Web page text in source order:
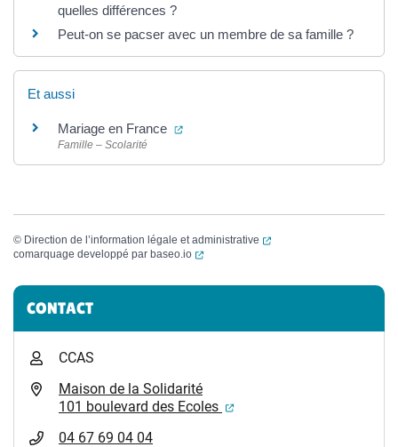
quelles différences ?
Peut-on se pacser avec un membre de sa famille ?
Et aussi
Mariage en France (ouverture dans un nouvel onglet)
Famille – Scolarité
© Direction de l’information légale et administrative
(ouverture dans un
comarquage developpé par baseo.io (ouverture dans un nouvel onglet)
Informations complémentaires
CONTACT
CCAS
Maison de la Solidarité
101 boulevard des Ecoles
(ouverture dans un
04 67 69 04 04